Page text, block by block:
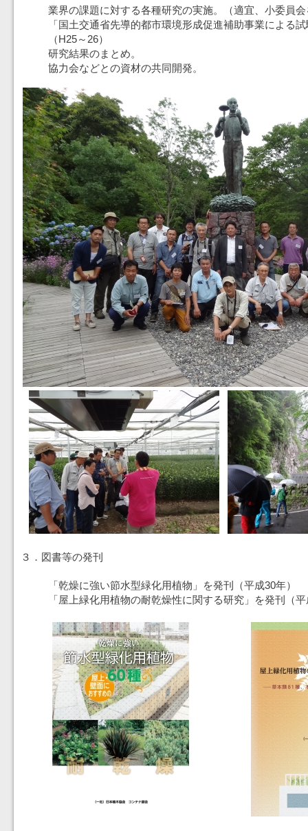
業界の課題に対する各種研究の実施。（適宜、小委員
「国土交通省先導的都市環境形成促進補助事業による
（H25～26）
研究結果のまとめ。
協力会などとの資材の共同開発。
３．図書等の発刊
「乾燥に強い節水型緑化用植物」を発刊（平成30年）
「屋上緑化用植物の耐乾燥性に関する研究」を発刊（